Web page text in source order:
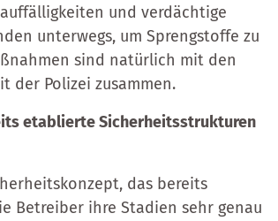
und verdächtige
unterwegs, um Sprengstoffe zu
sind natürlich mit den
der Polizei zusammen.
etablierte Sicherheitsstrukturen
das bereits
Betreiber ihre Stadien sehr genau